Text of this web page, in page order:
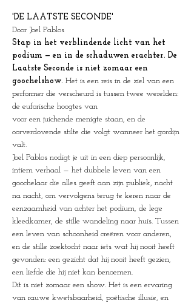
'DE LAATSTE SECONDE'
Door Joel Pablos
Stap in het verblindende licht van het
podium — en in de schaduwen erachter. De
Laatste Seconde is niet zomaar een
goochelshow. Het is een reis in de ziel van een
performer die verscheurd is tussen twee werelden:
de euforische hoogtes van
voor een juichende menigte staan, en de
oorverdovende stilte die volgt wanneer het gordijn
valt.
Joel Pablos nodigt je uit in een diep persoonlijk,
intiem verhaal — het dubbele leven van een
goochelaar die alles geeft aan zijn publiek, nacht
na nacht, om vervolgens terug te keren naar de
eenzaamheid van achter het podium, de lege
kleedkamer, de stille wandeling naar huis. Tussen
een leven van schoonheid creëren voor anderen,
en de stille zoektocht naar iets wat hij nooit heeft
gevonden: een gezicht dat hij nooit heeft gezien,
een liefde die hij niet kan benoemen.
Dit is niet zomaar een show. Het is een ervaring
van rauwe kwetsbaarheid, poëtische illusie, en